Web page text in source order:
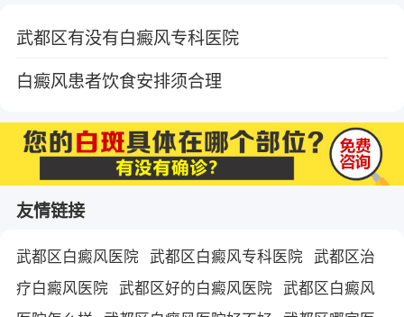
武都区有没有白癜风专科医院
白癜风患者饮食安排须合理
友情链接
武都区白癜风医院 武都区白癜风专科医院 武都区治
疗白癜风医院 武都区好的白癜风医院 武都区白癜风